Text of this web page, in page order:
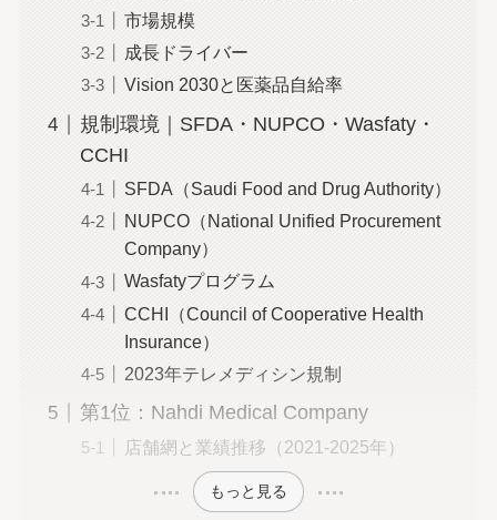
市場規模
成長ドライバー
Vision 2030と医薬品自給率
規制環境｜SFDA・NUPCO・Wasfaty・
CCHI
SFDA（Saudi Food and Drug Authority）
NUPCO（National Unified Procurement
Company）
Wasfatyプログラム
CCHI（Council of Cooperative Health
Insurance）
2023年テレメディシン規制
第1位：Nahdi Medical Company
店舗網と業績推移（2021-2025年）
もっと見る